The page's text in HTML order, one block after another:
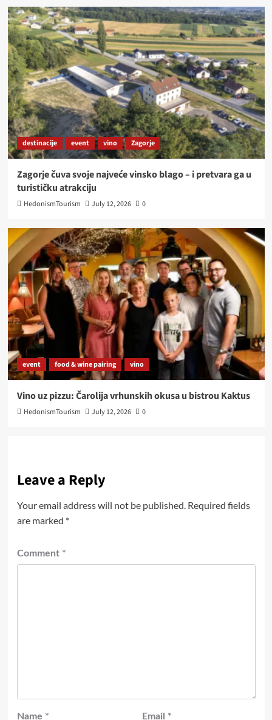
destinacije event vino Zagorje
Zagorje čuva svoje najveće vinsko blago – i pretvara ga u
turističku atrakciju
HedonismTourism July 12, 2026 0
event food & wine pairing vino
Vino uz pizzu: Čarolija vrhunskih okusa u bistrou Kaktus
HedonismTourism July 12, 2026 0
Leave a Reply
Your email address will not be published. Required fields
are marked *
Comment *
Name * Email *